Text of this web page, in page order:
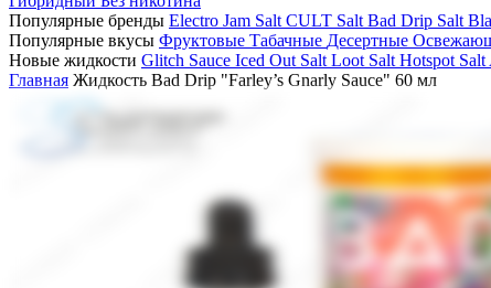
Популярные бренды Electro Jam Salt CULT Salt Bad Drip Salt
Популярные вкусы Фруктовые Табачные Десертные
Новые жидкости Glitch Sauce Iced Out Salt Loot Salt Hotspot Salt
Главная Жидкость Bad Drip "Farley’s Gnarly Sauce" 60 мл